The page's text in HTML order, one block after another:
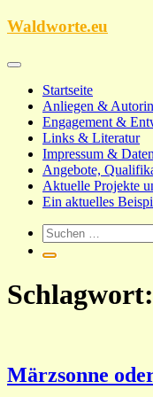
Zum
Waldworte.eu
Startseite
Anliegen &
Engagement &
Links & Literatur
Impressum &
Angebote,
Aktuelle Projekte
Ein aktuelles
Schlagwort:
Märzsonne